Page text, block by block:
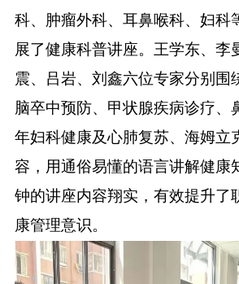
科、肿瘤外科、耳鼻喉科、妇科
展了健康科普讲座。王学东、李
震、吕岩、刘鑫六位专家分别围
脑卒中预防、甲状腺疾病诊疗、
年妇科健康及心肺复苏、海姆立
容，用通俗易懂的语言讲解健康
钟的讲座内容翔实 ，有效提升了
康管理意识。